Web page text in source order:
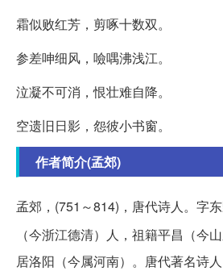
霜似败红芳，剪啄十数双。
参差呻细风，噞喁沸浅江。
泣凝不可消，恨壮难自降。
空遗旧日影，怨彼小书窗。
作者简介(孟郊)
孟郊，(751～814)，唐代诗人。字
（今浙江德清）人，祖籍平昌（今
居洛阳（今属河南）。唐代著名诗